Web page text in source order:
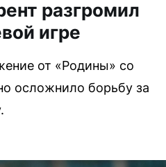
разгромил
игре
от «Родины» со
осложнило борьбу за